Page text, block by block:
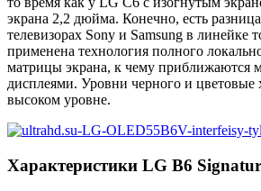
экрана 2,2 дюйма. Конечно, есть
телевизорах Sony и Samsung в линейке
применена технология полного
матрицы экрана, к чему приближаются
дисплеями. Уровни черного и цветовые
высоком уровне.
Характеристики LG B6